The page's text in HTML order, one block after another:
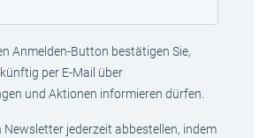
Anmelden-Button bestätigen Sie,
per E-Mail über
und Aktionen informieren dürfen.
Newsletter jederzeit abbestellen, indem